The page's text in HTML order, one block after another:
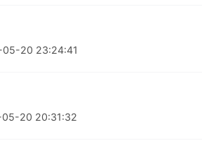
20 23:24:41
20 20:31:32